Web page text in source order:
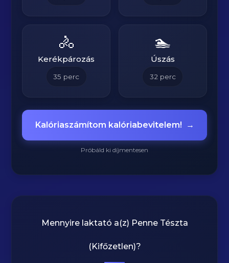
🚴
Kerékpározás
35 perc
🏊
Úszás
32 perc
Kalóriaszámítom kalóriabevitelem! →
Próbáld ki díjmentesen
Mennyire laktató a(z) Penne Tészta
(Kifőzetlen)?